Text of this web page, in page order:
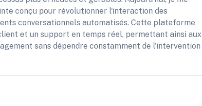
conçu pour révolutionner l'interaction des
conversationnels automatisés. Cette plateforme
et un support en temps réel, permettant ainsi aux
sans dépendre constamment de l'intervention